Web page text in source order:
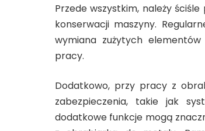
Przede wszystkim, należy
konserwacji maszyny.
wymiana zużytych
pracy.
Dodatkowo, przy pracy z
zabezpieczenia, takie jak
dodatkowe funkcje mogą